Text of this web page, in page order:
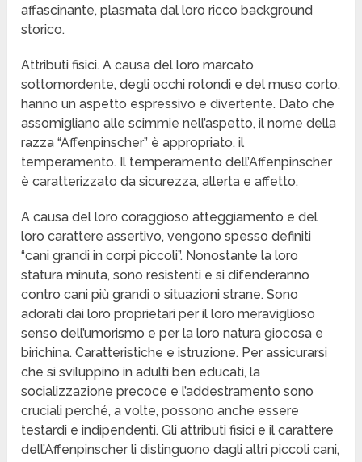
affascinante, plasmata dal loro ricco background
storico.
Attributi fisici. A causa del loro marcato
sottomordente, degli occhi rotondi e del muso corto,
hanno un aspetto espressivo e divertente. Dato che
assomigliano alle scimmie nell’aspetto, il nome della
razza “Affenpinscher” è appropriato. il
temperamento. Il temperamento dell’Affenpinscher
è caratterizzato da sicurezza, allerta e affetto.
A causa del loro coraggioso atteggiamento e del
loro carattere assertivo, vengono spesso definiti
“cani grandi in corpi piccoli”. Nonostante la loro
statura minuta, sono resistenti e si difenderanno
contro cani più grandi o situazioni strane. Sono
adorati dai loro proprietari per il loro meraviglioso
senso dell’umorismo e per la loro natura giocosa e
birichina. Caratteristiche e istruzione. Per assicurarsi
che si sviluppino in adulti ben educati, la
socializzazione precoce e l’addestramento sono
cruciali perché, a volte, possono anche essere
testardi e indipendenti. Gli attributi fisici e il carattere
dell’Affenpinscher li distinguono dagli altri piccoli cani,